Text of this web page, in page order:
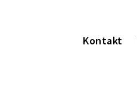
Kontakt